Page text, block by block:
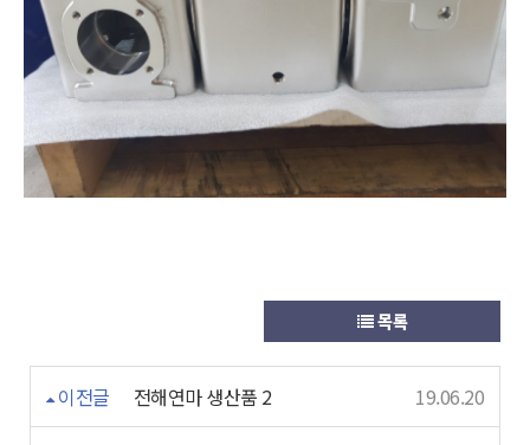
목록
이전글 전해연마 생산품 2 19.06.20